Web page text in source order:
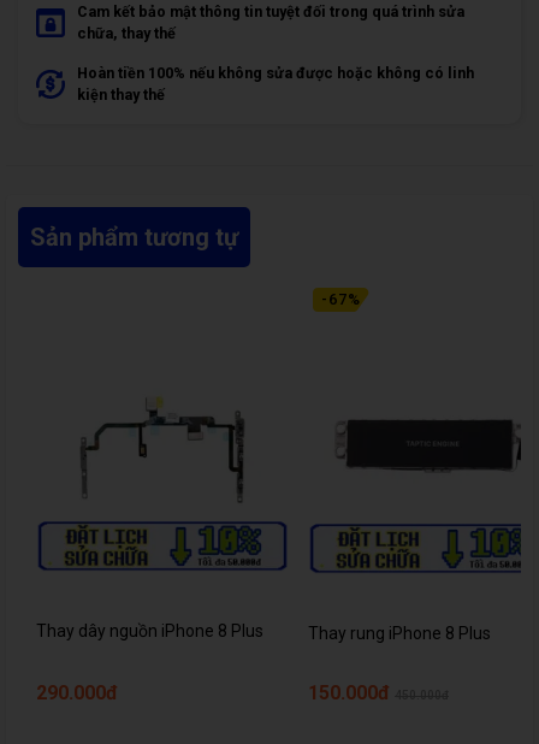
Cam kết bảo mật thông tin tuyệt đối trong quá trình sửa
chữa, thay thế
Hoàn tiền 100% nếu không sửa được hoặc không có linh
kiện thay thế
Sản phẩm tương tự
Thay dây nguồn iPhone 8 Plus
290.000đ
- 67%
Thay rung iPhone 8 Plus
150.000đ